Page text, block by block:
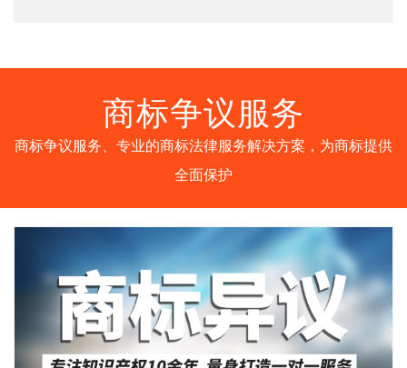
商标争议服务
商标争议服务、专业的商标法律服务解决方案，为商标提供
全面保护